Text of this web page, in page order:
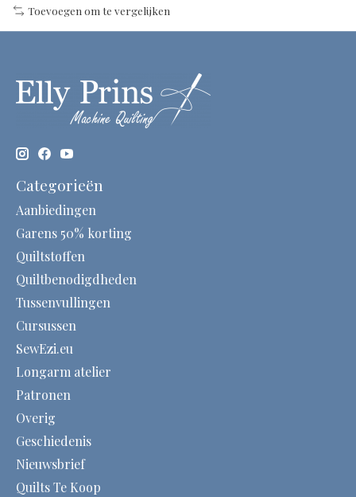
Toevoegen om te vergelijken
Categorieën
Aanbiedingen
Garens 50% korting
Quiltstoffen
Quiltbenodigdheden
Tussenvullingen
Cursussen
SewEzi.eu
Longarm atelier
Patronen
Overig
Geschiedenis
Nieuwsbrief
Quilts Te Koop